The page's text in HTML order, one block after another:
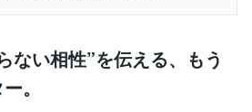
ない相性”を伝える、もう
。